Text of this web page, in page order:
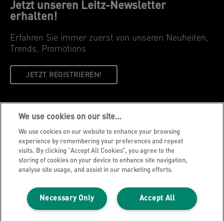
Jetzt unseren Leitz-Newsletter
erhalten!
Erfahren Sie immer zuerst von unseren Neuheiten,
Trends, Promotions
JETZT REGISTRIEREN!
Legal Notice
Impressum
Meine Daten verwalten
Über Leitz
Leitz Blog
We use cookies on our site…
We use cookies on our website to enhance your browsing
experience by remembering your preferences and repeat
visits. By clicking “Accept All Cookies”, you agree to the
storing of cookies on your device to enhance site navigation,
analyse site usage, and assist in our marketing efforts.
Accept All
Necessary Only